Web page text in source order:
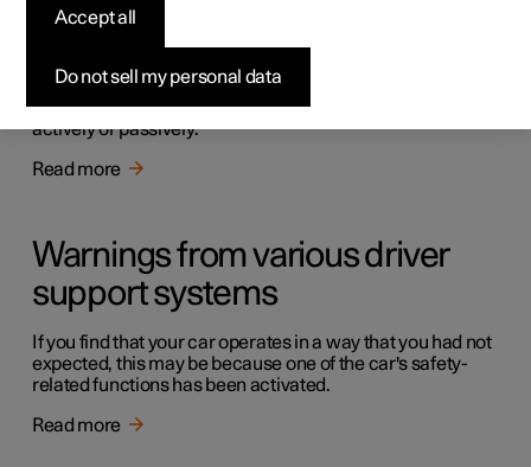
Driving support systems
The car is equipped with different driver support systems
which can assist the driver in different situations, either
actively or passively.
Read more
Warnings from various driver
support systems
If you find that your car operates in a way that you had not
expected, this may be because one of the car's safety-
related functions has been activated.
Read more
Do not sell my personal data
Accept all